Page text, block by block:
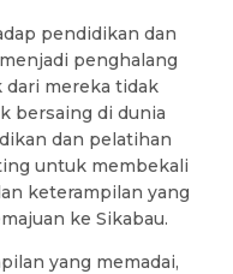
pendidikan dan
penghalang
dari mereka tidak
bersaing di dunia
dan pelatihan
untuk membekali
keterampilan yang
ke Sikabau.
yang memadai,